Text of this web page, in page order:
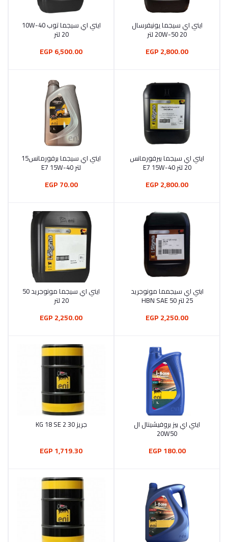
أضف إلى السلة
ايني اي سيجما يونيفرسال
20W-50 20 لتر
2,800.00 EGP
أضف إلى السلة ايني اي سيجما توب 10W-40
20 لتر
6,500.00 EGP
أضف إلى السلة
ايني اي سيجما بيرفورمانس
20 لتر E7 15W-40
2,800.00 EGP
أضف إلى السلة ايني اي سيجما برفورمانس15
لتر E7 15W-40
70.00 EGP
أضف إلى السلة
ابني اي سيجمما مونوجريد
25 لتر HBN SAE 50
2,250.00 EGP
أضف إلى السلة ايني اي سيجما مونوجريد 50
20 لتر
2,250.00 EGP
أضف إلى السلة
ايني اي بيز بروفيشينال ال
20W50
180.00 EGP
أضف إلى السلة
جريز 30 2 KG 18 SE
1,719.30 EGP